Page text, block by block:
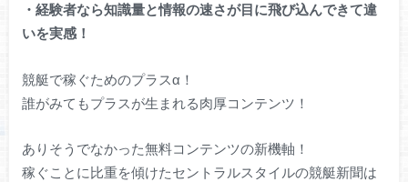
・経験者なら知識量と情報の速さが目に飛び込んできて違
いを実感！
競艇で稼ぐためのプラスα！
誰がみてもプラスが生まれる肉厚コンテンツ！
ありそうでなかった無料コンテンツの新機軸！
稼ぐことに比重を傾けたセントラルスタイルの競艇新聞は